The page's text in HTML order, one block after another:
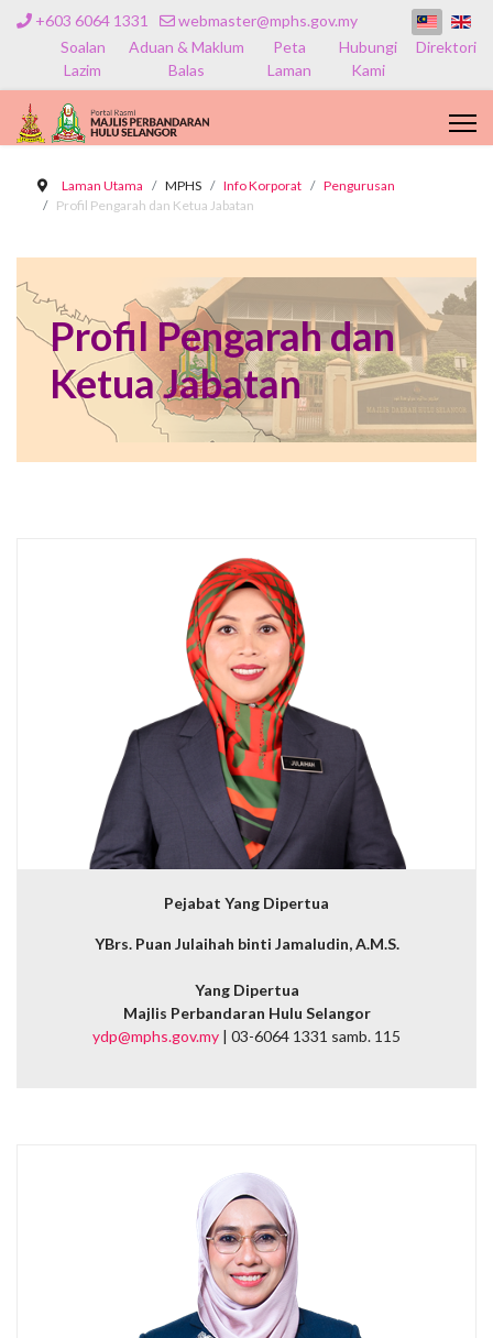
+603 6064 1331
webmaster@mphs.gov.my
Soalan
Lazim
Aduan & Maklum
Balas
Peta
Laman
Hubungi
Kami
Direktori
Laman Utama MPHS Info Korporat
Pengurusan
Profil Pengarah dan Ketua Jabatan
Profil Pengarah dan
Ketua Jabatan
Pejabat Yang Dipertua
YBrs. Puan Julaihah binti Jamaludin, A.M.S.
Yang Dipertua
Majlis Perbandaran Hulu Selangor
ydp@mphs.gov.my | 03-6064 1331 samb. 115